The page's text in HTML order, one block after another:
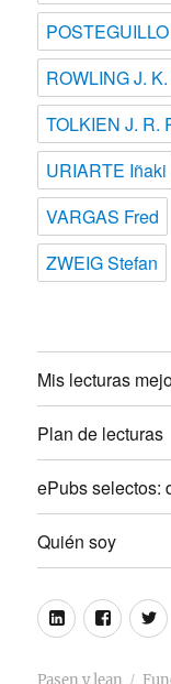
ROWLING J. K.
TOLKIEN J. R.
URIARTE Iñaki
VARGAS Fred
ZWEIG Stefan
Mis lecturas
Plan de lecturas
ePubs selectos:
Quién soy
Linkedin
Pasen y lean